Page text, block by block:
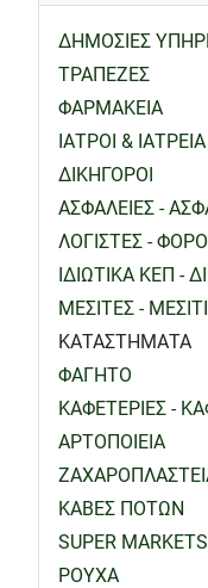
ΔΗΜΟΣΙΕΣ
ΤΡΑΠΕΖΕΣ
ΦΑΡΜΑΚΕΙΑ
ΙΑΤΡΟΙ & ΙΑΤΡΕΙΑ
ΔΙΚΗΓΟΡΟΙ
ΑΣΦΑΛΕΙΕΣ -
ΛΟΓΙΣΤΕΣ -
ΙΔΙΩΤΙΚΑ ΚΕΠ -
ΜΕΣΙΤΕΣ -
ΚΑΤΑΣΤΗΜΑΤΑ
ΦΑΓΗΤΟ
ΚΑΦΕΤΕΡΙΕΣ -
ΑΡΤΟΠΟΙΕΙΑ
ΚΑΒΕΣ ΠΟΤΩΝ
SUPER MARKETS
ΡΟΥΧΑ